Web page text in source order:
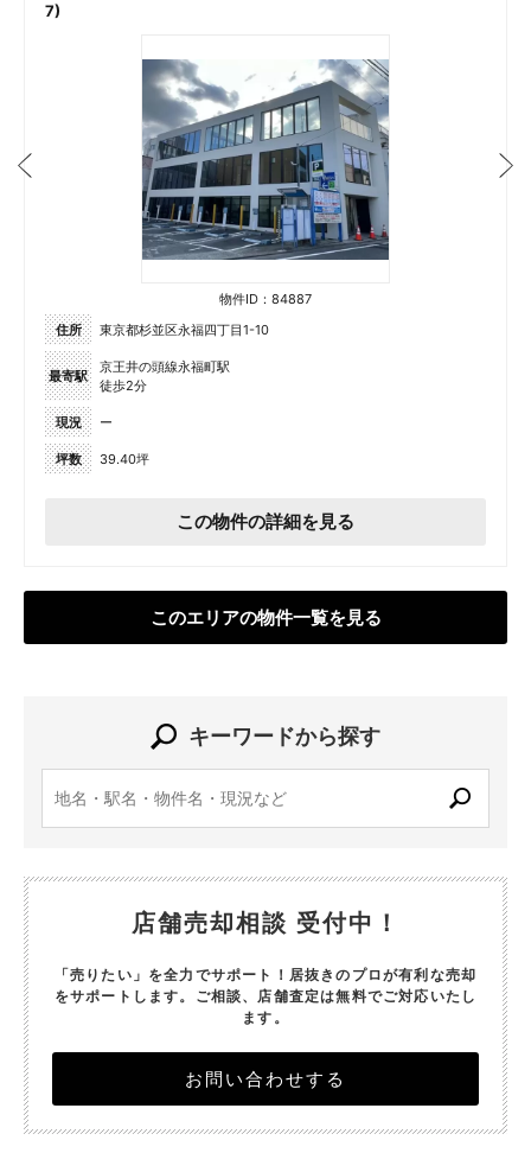
7)
物件ID：84887
住所
東京都杉並区永福四丁目1-10
最寄駅
京王井の頭線永福町駅
徒歩2分
現況 ー
坪数 39.40坪
この物件の詳細を見る
このエリアの物件一覧を見る
キーワードから探す
店舗売却相談 受付中！
「売りたい」を全力でサポート！居抜きのプロが有利な売却
をサポートします。 ご相談、店舗査定は無料でご対応いたし
ます。
お問い合わせする